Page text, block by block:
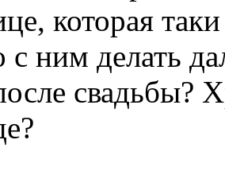
которая
с ним делать
свадьбы?